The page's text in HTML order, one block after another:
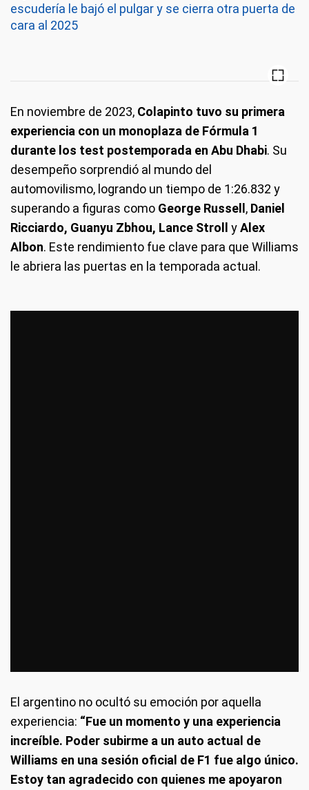
escudería le bajó el pulgar y se cierra otra puerta de
cara al 2025
En noviembre de 2023, Colapinto tuvo su primera
experiencia con un monoplaza de Fórmula 1
durante los test postemporada en Abu Dhabi. Su
desempeño sorprendió al mundo del
automovilismo, logrando un tiempo de 1:26.832 y
superando a figuras como George Russell , Daniel
Ricciardo, Guanyu Zbhou, Lance Stroll
yAlex
Albon. Este rendimiento fue clave para que Williams
le abriera las puertas en la temporada actual.
El argentino no ocultó su emoción por aquella
experiencia: “Fue un momento y una experiencia
increíble. Poder subirme a un auto actual de
Williams en una sesión oficial de F1 fue algo único.
Estoy tan agradecido con quienes me apoyaron